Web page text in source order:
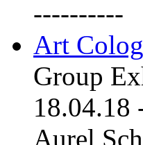
----------
Art
Group
18.04.18
Aurel